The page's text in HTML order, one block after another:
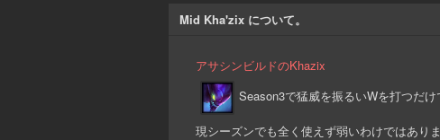
Mid Kha'zix について。
アサシンビルドのKhazix
Season3で猛威を振るいWを打つだ
現シーズンでも全く使えず弱いわけではありま